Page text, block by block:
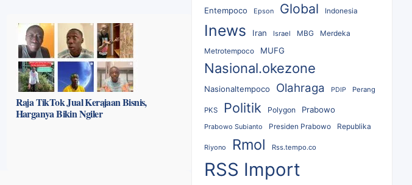
Raja TikTok Jual Kerajaan Bisnis,
Harganya Bikin Ngiler
Entempoco Epson Global Indonesia
Inews Iran Israel MBG Merdeka
Metrotempoco MUFG
Nasional.okezone
Nasionaltempoco Olahraga PDIP Perang
PKS Politik Polygon Prabowo
Prabowo Subianto Presiden Prabowo Republika
Riyono Rmol Rss.tempo.co
RSS Import